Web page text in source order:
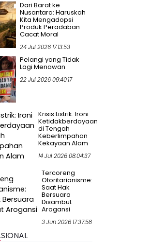
Dari Barat ke
Nusantara: Haruskah
Kita Mengadopsi
Produk Peradaban
Cacat Moral
24 Jul 2026 17:13:53
Pelangi yang Tidak
Lagi Menawan
22 Jul 2026 09:40:17
Krisis Listrik: Ironi
Ketidakberdayaan
di Tengah
Keberlimpahan
Kekayaan Alam
14 Jul 2026 08:04:37
Tercoreng
Otoritarianisme:
Saat Hak
Bersuara
Disambut
Arogansi
3 Jun 2026 17:37:58